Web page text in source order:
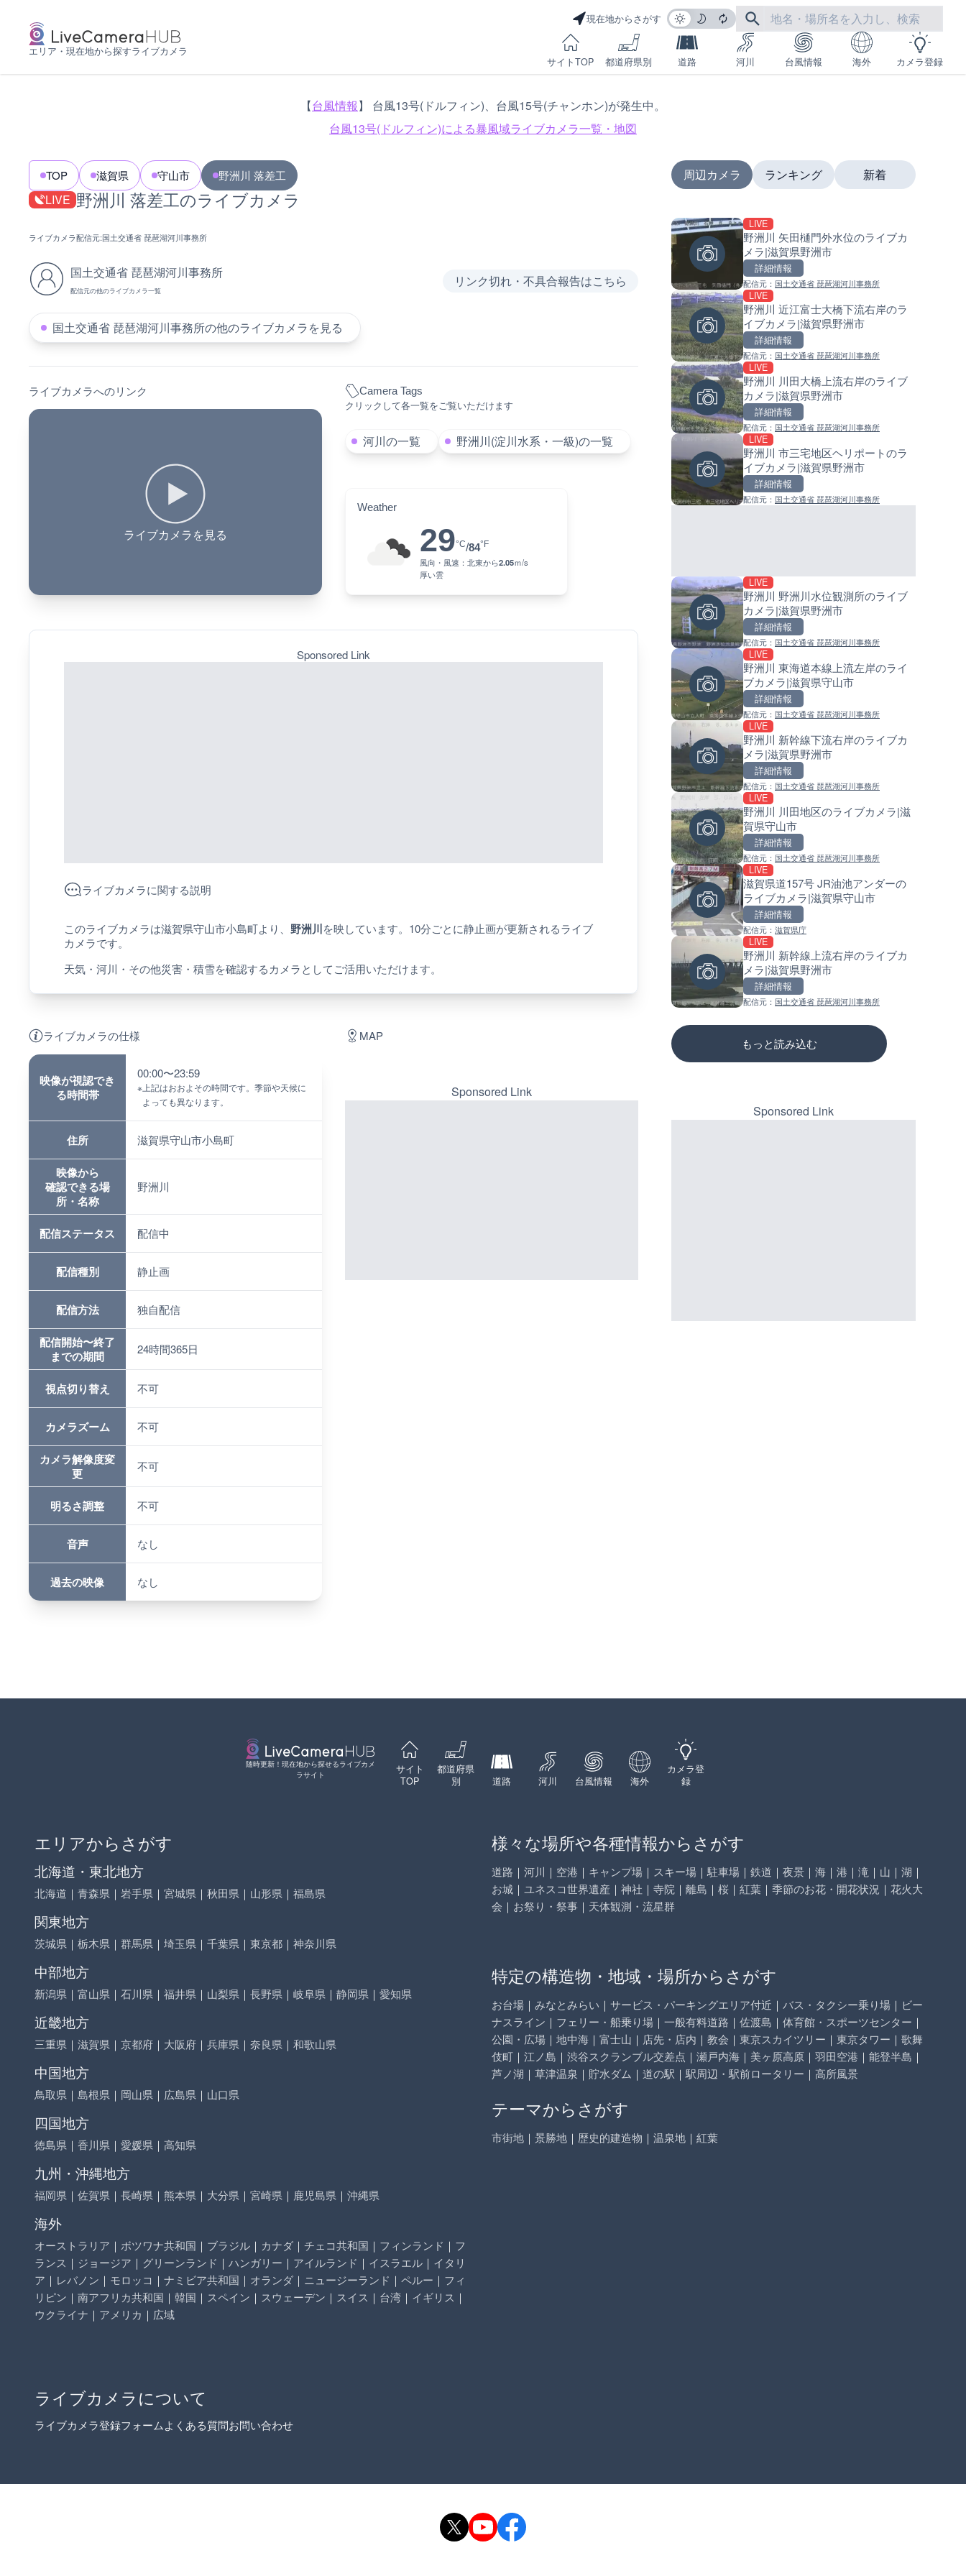
エリア・現在地から探すライブカメラ
現在地からさがす
サイトTOP 都道府県別 道路 河川 台風情報 海外 カメラ登録
【台風情報】 台風13号(ドルフィン)、台風15号(チャンホン)が発生中。
台風13号(ドルフィン)による暴風域ライブカメラ一覧・地図
TOP 滋賀県 守山市 野洲川 落差工
LIVE 野洲川 落差工のライブカメラ
ライブカメラ配信元:国土交通省 琵琶湖河川事務所
国土交通省 琵琶湖河川事務所
配信元の他のライブカメラ一覧
リンク切れ・不具合報告はこちら
国土交通省 琵琶湖河川事務所の他のライブカメラを見る
ライブカメラへのリンク
ライブカメラを見る
Camera Tags
クリックして各一覧をご覧いただけます
河川の一覧 野洲川(淀川水系・一級)の一覧
Weather
29°C/84°F
風向・風速： 北東から2.05ｍ/s
厚い雲
Sponsored Link
ライブカメラに関する説明
このライブカメラは滋賀県守山市小島町より、 野洲川を映しています。10分ごとに静止画が更新されるライブ
カメラです。
天気・河川・その他災害・積雪を確認するカメラとしてご活用いただけます。
ライブカメラの仕様
映像が視認でき
る時間帯
00:00〜23:59
※ 上記はおおよその時間です。季節や天候に
よっても異なります。
住所 滋賀県守山市小島町
映像から
確認できる場
所・名称
野洲川
配信ステータス 配信中
配信種別 静止画
配信方法 独自配信
配信開始〜終了
までの期間
24時間365日
視点切り替え 不可
カメラズーム 不可
カメラ解像度変
更
不可
明るさ調整 不可
音声 なし
過去の映像 なし
MAP
Sponsored Link
周辺カメラ
LIVE
野洲川 矢田樋門外水位のライブカ
メラ|滋賀県野洲市
詳細情報
配信元： 国土交通省 琵琶湖河川事務所
LIVE
野洲川 近江富士大橋下流右岸のラ
イブカメラ|滋賀県野洲市
詳細情報
配信元： 国土交通省 琵琶湖河川事務所
LIVE
野洲川 川田大橋上流右岸のライブ
カメラ|滋賀県野洲市
詳細情報
配信元： 国土交通省 琵琶湖河川事務所
LIVE
野洲川 市三宅地区ヘリポートのラ
イブカメラ|滋賀県野洲市
詳細情報
配信元： 国土交通省 琵琶湖河川事務所
LIVE
野洲川 野洲川水位観測所のライブ
カメラ|滋賀県野洲市
詳細情報
配信元： 国土交通省 琵琶湖河川事務所
LIVE
野洲川 東海道本線上流左岸のライ
ブカメラ|滋賀県守山市
詳細情報
配信元： 国土交通省 琵琶湖河川事務所
LIVE
野洲川 新幹線下流右岸のライブカ
メラ|滋賀県野洲市
詳細情報
配信元： 国土交通省 琵琶湖河川事務所
LIVE
野洲川 川田地区のライブカメラ|滋
賀県守山市
詳細情報
配信元： 国土交通省 琵琶湖河川事務所
LIVE
滋賀県道157号 JR油池アンダーの
ライブカメラ|滋賀県守山市
詳細情報
配信元： 滋賀県庁
LIVE
野洲川 新幹線上流右岸のライブカ
メラ|滋賀県野洲市
詳細情報
配信元： 国土交通省 琵琶湖河川事務所
もっと読み込む
ランキング
日本全国・緊急地震速報のラ
カメラ
配信元：株式会社ティーファイブプロジ
羽田空港第2旅客ターミナルか
ライブカメラ|東京都大田区
配信元：日本テレビ
ぎふ長良川花火大会のライブ
ラ|岐阜県岐阜市
配信元：Japan Explorers
Impaxビル付近から歌舞伎町
のライブカメラ|東京都新宿区
配信元：歌舞伎町ゴジラ前ライブ
熊谷花火大会のライブカメラ|
県熊谷市
配信元：J:COMチャンネル・J:COMテレ
国道406号 菅平のライブカメ
野県上田市
配信元：長野県庁
ごろごろ茶屋のライブカメラ|
県天川村
配信元：天川村役場
淡路島モンキーセンターのラ
配信元：淡路ザル
錦川 錦帯橋(錦帯橋のう飼乗
ライブカメラ|山口県岩国市
長良川 金華橋北交差点のライ
メラ|岐阜県岐阜市
配信元：シーシーエヌ
新着
南出川水門付近のライブカメ
歌山県日高町
配信元：日高町役場
比井川水門付近から比井崎海
イブカメラ|和歌山県日高町
配信元：日高町役場
小浦川水門付近から小浦海水
ライブカメラ|和歌山県日高町
配信元：日高町役場
産湯川水門付近のライブカメ
歌山県日高町
配信元：日高町役場
導目木川 花立砂防堰堤下流の
ブカメラ|福岡県朝倉市
配信元：福岡県庁県土整備部河川課
常呂川 鹿ノ子ダムのライブカ
北海道置戸町
配信元：国土交通省 北海道開発局
天塩川 岩尾内ダムのライブカ
北海道士別市
配信元：国土交通省 北海道開発局
東京都品川区南大井のライブ
配信元：東京都品川区南大井ライブカメラ
道の駅さがのせきのライブカ
大分県大分市
松江自動車道 三次東JCT・イ
ーチェンジのライブカメラ|広
配信元：国土交通省 三次河川国道事務所
Sponsored Link
随時更新！現在地から探せるライブカメ
ラサイト
サイト
TOP
都道府県
別
道路 河川 台風情報 海外
カメラ登
録
エリアからさがす
北海道・東北地方
北海道 ｜ 青森県 ｜ 岩手県 ｜ 宮城県 ｜ 秋田県 ｜ 山形県 ｜ 福島県
関東地方
茨城県 ｜ 栃木県 ｜ 群馬県 ｜ 埼玉県 ｜ 千葉県 ｜ 東京都 ｜ 神奈川県
中部地方
新潟県 ｜ 富山県 ｜ 石川県 ｜ 福井県 ｜ 山梨県 ｜ 長野県 ｜ 岐阜県 ｜ 静岡県 ｜ 愛知県
近畿地方
三重県 ｜ 滋賀県 ｜ 京都府 ｜ 大阪府 ｜ 兵庫県 ｜ 奈良県 ｜ 和歌山県
中国地方
鳥取県 ｜ 島根県 ｜ 岡山県 ｜ 広島県 ｜ 山口県
四国地方
徳島県 ｜ 香川県 ｜ 愛媛県 ｜ 高知県
九州・沖縄地方
福岡県 ｜ 佐賀県 ｜ 長崎県 ｜ 熊本県 ｜ 大分県 ｜ 宮崎県 ｜ 鹿児島県 ｜ 沖縄県
海外
オーストラリア ｜ ボツワナ共和国 ｜ ブラジル ｜ カナダ ｜ チェコ共和国 ｜ フィンランド ｜ フ
ランス ｜ ジョージア ｜ グリーンランド ｜ ハンガリー ｜ アイルランド ｜ イスラエル ｜ イタリ
ア ｜ レバノン ｜ モロッコ ｜ ナミビア共和国 ｜ オランダ ｜ ニュージーランド ｜ ペルー ｜ フィ
リピン ｜ 南アフリカ共和国 ｜ 韓国 ｜ スペイン ｜ スウェーデン ｜ スイス ｜ 台湾 ｜ イギリス ｜
ウクライナ ｜ アメリカ ｜ 広域
様々な場所や各種情報からさがす
道路 ｜ 河川 ｜ 空港 ｜ キャンプ場 ｜ スキー場 ｜ 駐車場 ｜ 鉄道 ｜ 夜景 ｜ 海 ｜ 港 ｜ 滝 ｜ 山 ｜ 湖 ｜
お城 ｜ ユネスコ世界遺産 ｜ 神社 ｜ 寺院 ｜ 離島 ｜ 桜 ｜ 紅葉 ｜ 季節のお花・開花状況 ｜ 花火大
会 ｜ お祭り・祭事 ｜ 天体観測・流星群
特定の構造物・地域・場所からさがす
お台場 ｜ みなとみらい ｜ サービス・パーキングエリア付近 ｜ バス・タクシー乗り場 ｜ ビー
ナスライン ｜ フェリー・船乗り場 ｜ 一般有料道路 ｜ 佐渡島 ｜ 体育館・スポーツセンター ｜
公園・広場 ｜ 地中海 ｜ 富士山 ｜ 店先・店内 ｜ 教会 ｜ 東京スカイツリー ｜ 東京タワー ｜ 歌舞
伎町 ｜ 江ノ島 ｜ 渋谷スクランブル交差点 ｜ 瀬戸内海 ｜ 美ヶ原高原 ｜ 羽田空港 ｜ 能登半島 ｜
芦ノ湖 ｜ 草津温泉 ｜ 貯水ダム ｜ 道の駅 ｜ 駅周辺・駅前ロータリー ｜ 高所風景
テーマからさがす
市街地 ｜ 景勝地 ｜ 歴史的建造物 ｜ 温泉地 ｜ 紅葉
ライブカメラについて
ライブカメラ登録フォームよくある質問お問い合わせ